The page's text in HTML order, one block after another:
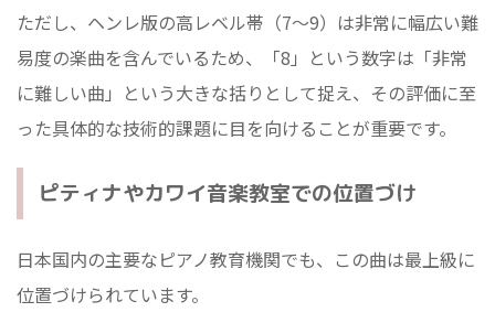
ただし、ヘンレ版の高レベル帯（7～9）は非常に幅広い難
易度の楽曲を含んでいるため、「8」という数字は「非常
に難しい曲」という大きな括りとして捉え、その評価に至
った具体的な技術的課題に目を向けることが重要です。
ピティナやカワイ音楽教室での位置づけ
日本国内の主要なピアノ教育機関でも、この曲は最上級に
位置づけられています。